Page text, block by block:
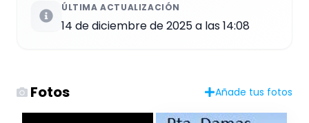
ÚLTIMA ACTUALIZACIÓN
14 de diciembre de 2025 a las 14:08
Fotos Añade tus fotos